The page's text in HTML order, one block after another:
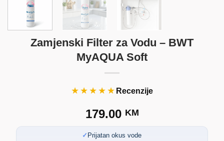
Zamjenski Filter za Vodu – BWT
MyAQUA Soft
★★★★★ Recenzije
179.00 KM
Prijatan okus vode